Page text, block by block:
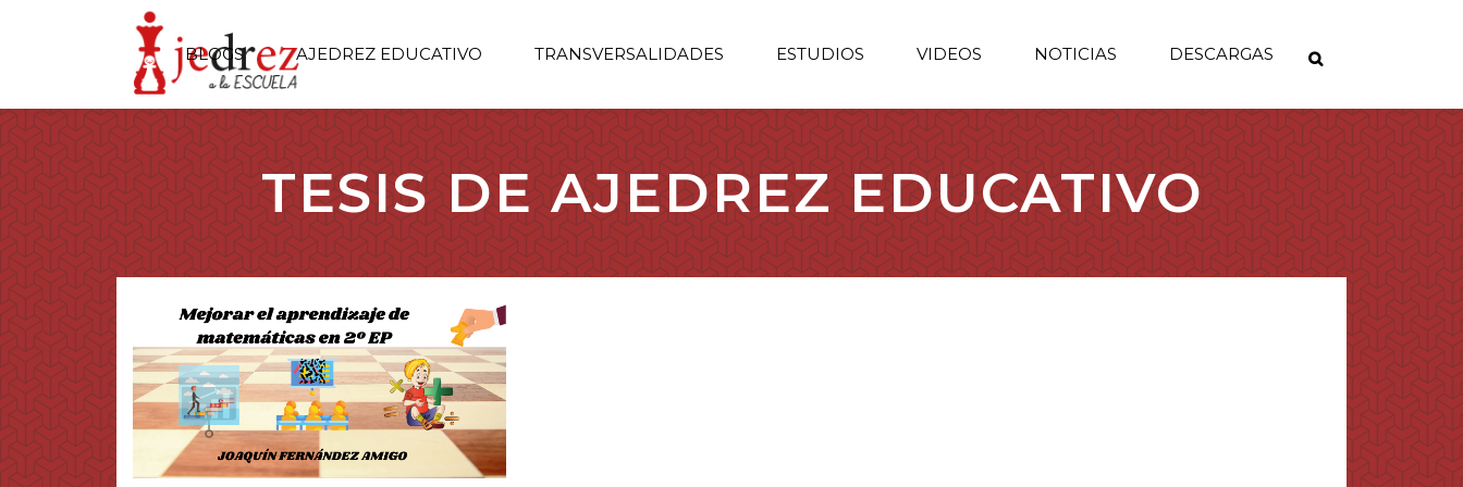
BLOGS AJEDREZ EDUCATIVO TRANSVERSALIDADES ESTUDIOS VIDEOS NOTICIAS DESCARGAS
TESIS DE AJEDREZ EDUCATIVO